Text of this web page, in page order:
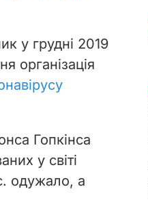
у грудні 2019
організація
Гопкінса
у світі
одужало, а